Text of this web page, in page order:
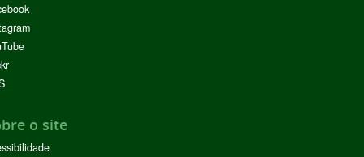
o site